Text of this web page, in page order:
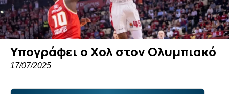
Υπογράφει ο Χολ στον Ολυμπιακό
17/07/2025